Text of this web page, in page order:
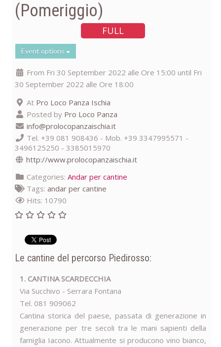
(Pomeriggio)
FULL
Event options
From Fri 30 September 2022 alle Ore 15:00 until Fri
30 September 2022 alle Ore 18:00
At Pro Loco Panza Ischia
Posted by Pro Loco Panza
info@prolocopanzaischia.it
Tel. +39 081 908436 - Mob. +39 3347995571 -
3496125250 - 3385015970
http://www.prolocopanzaischia.it
Categories: Andar per cantine
Tags: andar per cantine
Hits: 10790
Le cantine del percorso Piedirosso:
1. CANTINA SCARDECCHIA
Via Succhivo - Serrara Fontana
Tel. 081 909062
Cantina storica del paese, passata di generazione in
generazione per tre secoli tra le mani sapienti della
famiglia Iacono. Attualmente si producono vino bianco,